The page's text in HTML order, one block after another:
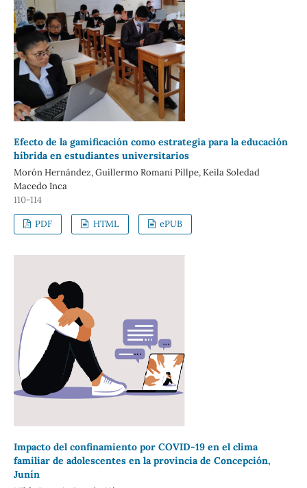
Efecto de la gamificación como estrategia para la educación
híbrida en estudiantes universitarios
Morón Hernández, Guillermo Romani Pillpe, Keila Soledad
Macedo Inca
110-114
PDF HTML ePUB
Impacto del confinamiento por COVID-19 en el clima
familiar de adolescentes en la provincia de Concepción,
Junín